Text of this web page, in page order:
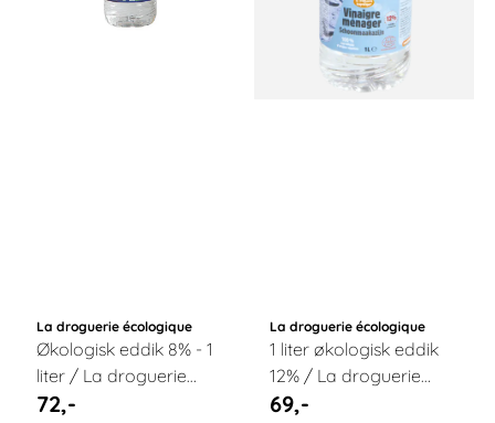
La droguerie écologique
Økologisk eddik 8% - 1
liter / La droguerie
écologique
72,-
La droguerie écologique
1 liter økologisk eddik
12% / La droguerie
écologique
69,-